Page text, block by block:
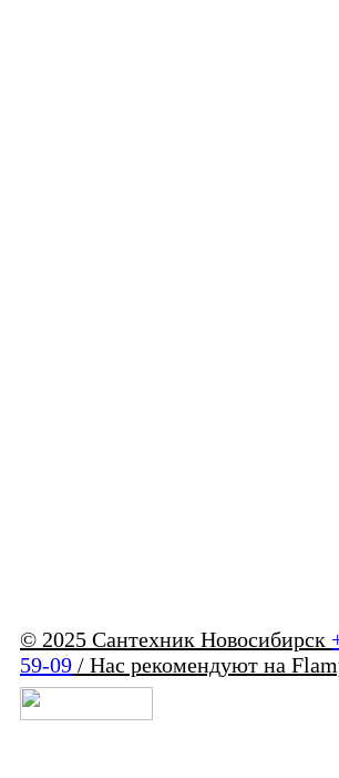
© 2025 Сантехник Новосибирск
59-09 / Нас рекомендуют на